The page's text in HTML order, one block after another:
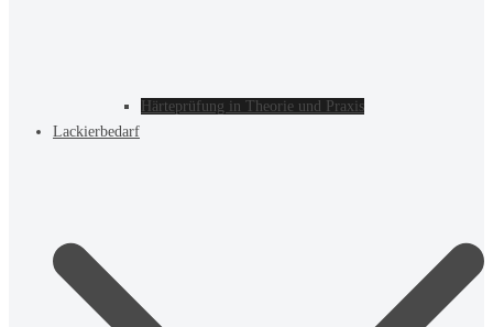
Härteprüfung in Theorie und Praxis
Lackierbedarf